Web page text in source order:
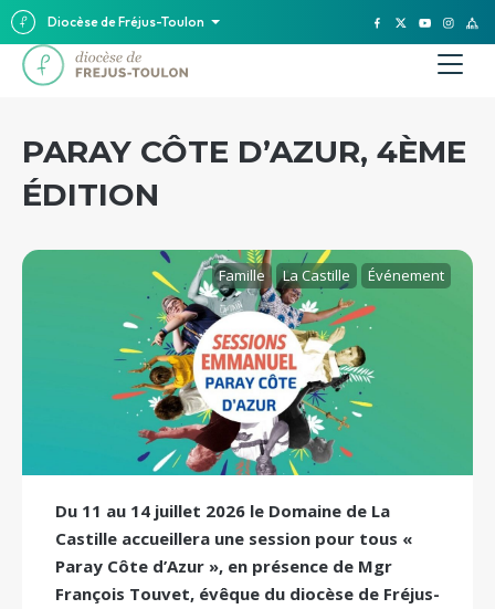
Diocèse de Fréjus-Toulon
PARAY CÔTE D’AZUR, 4ÈME
ÉDITION
Famille La Castille Événement
Du 11 au 14 juillet 2026 le Domaine de La
Castille accueillera une session pour tous «
Paray Côte d’Azur », en présence de Mgr
François Touvet, évêque du diocèse de Fréjus-